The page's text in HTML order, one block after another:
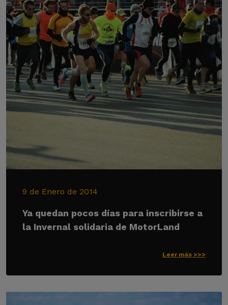
9 de Enero de 2014
Ya quedan pocos días para inscribirse a
la Invernal solidaria de MotorLand
Leer más >>>